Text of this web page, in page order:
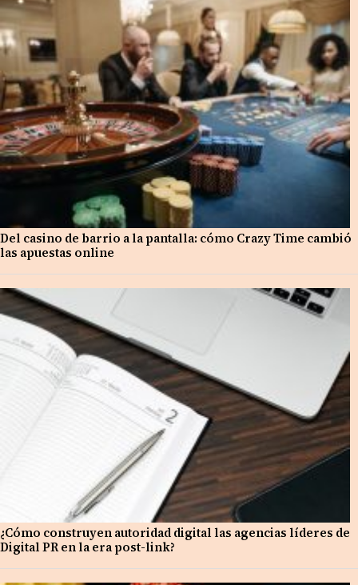
Del casino de barrio a la pantalla: cómo Crazy Time cambió
las apuestas online
¿Cómo construyen autoridad digital las agencias líderes de
Digital PR en la era post-link?